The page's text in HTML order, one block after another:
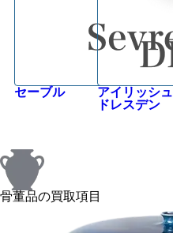
セーブル
アイリッシュ
ドレスデン
骨董品の買取項目